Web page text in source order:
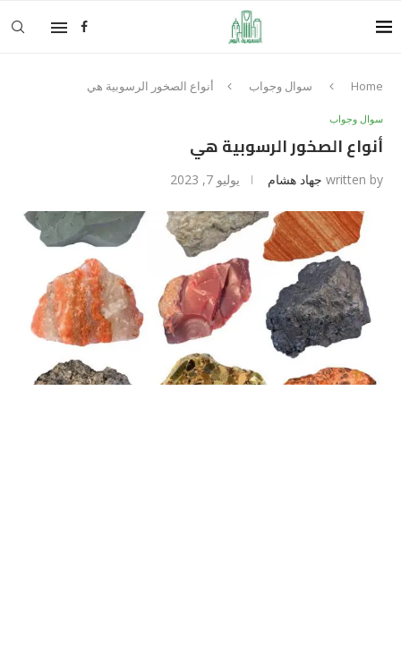
Home سوال وجواب أنواع الصخور الرسوبية هي
سوال وجواب
أنواع الصخور الرسوبية هي
written by جهاد هشام يوليو 7, 2023